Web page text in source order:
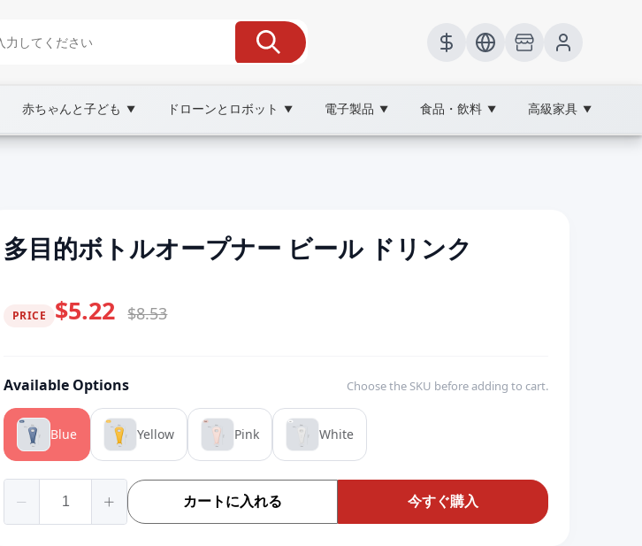
赤ちゃんと子ども ▼ ドローンとロボット ▼ 電子製品 ▼ 食品・飲料 ▼ 高級家具 ▼
多目的ボトルオープナー ビール ドリンク
PRICE $5.22 $8.53
Available Options Choose the SKU before adding to cart.
Blue Yellow Pink White
カートに入れる 今すぐ購入